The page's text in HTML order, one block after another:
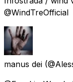
@WindTreOfficial
manus dei